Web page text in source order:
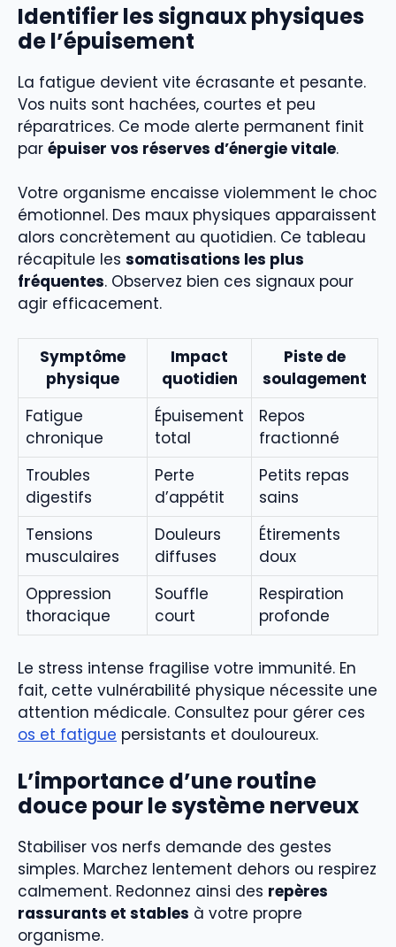
Identifier les signaux physiques
de l’épuisement
La fatigue devient vite écrasante et pesante.
Vos nuits sont hachées, courtes et peu
réparatrices. Ce mode alerte permanent finit
par épuiser vos réserves d’énergie vitale.
Votre organisme encaisse violemment le choc
émotionnel. Des maux physiques apparaissent
alors concrètement au quotidien. Ce tableau
récapitule les somatisations les plus
fréquentes. Observez bien ces signaux pour
agir efficacement.
Symptôme
physique
Impact
quotidien
Piste de
soulagement
Fatigue
chronique
Épuisement
total
Repos
fractionné
Troubles
digestifs
Perte
d’appétit
Petits repas
sains
Tensions
musculaires
Douleurs
diffuses
Étirements
doux
Oppression
thoracique
Souffle
court
Respiration
profonde
Le stress intense fragilise votre immunité. En
fait, cette vulnérabilité physique nécessite une
attention médicale. Consultez pour gérer ces
os et fatigue persistants et douloureux.
L’importance d’une routine
douce pour le système nerveux
Stabiliser vos nerfs demande des gestes
simples. Marchez lentement dehors ou respirez
calmement. Redonnez ainsi des repères
rassurants et stables à votre propre
organisme.